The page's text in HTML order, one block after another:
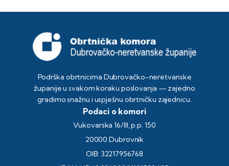
Podrška obrtnicima Dubrovačko-neretvanske
županije u svakom koraku poslovanja — zajedno
gradimo snažnu i uspješnu obrtničku zajednicu.
Podaci o komori
Vukovarska 16/III, p.p. 150
20000 Dubrovnik
OIB: 32217956768